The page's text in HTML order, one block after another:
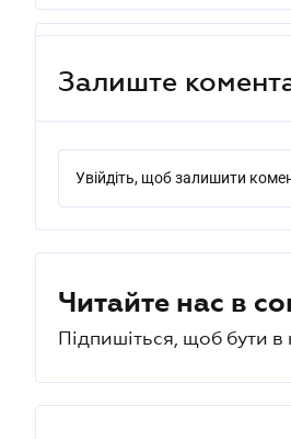
Залиште
Увійдіть, щоб залишити
Читайте нас в
Підпишіться, щоб бути в